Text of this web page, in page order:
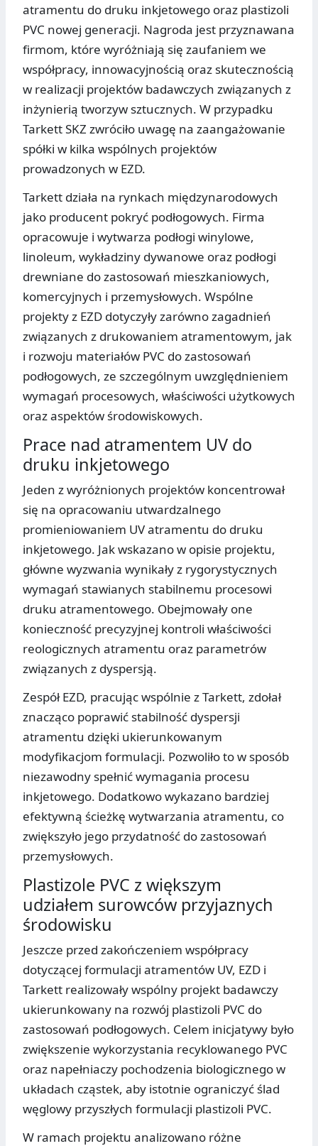
atramentu do druku inkjetowego oraz plastizoli
PVC nowej generacji. Nagroda jest przyznawana
firmom, które wyróżniają się zaufaniem we
współpracy, innowacyjnością oraz skutecznością
w realizacji projektów badawczych związanych z
inżynierią tworzyw sztucznych. W przypadku
Tarkett SKZ zwróciło uwagę na zaangażowanie
spółki w kilka wspólnych projektów
prowadzonych w EZD.
Tarkett działa na rynkach międzynarodowych
jako producent pokryć podłogowych. Firma
opracowuje i wytwarza podłogi winylowe,
linoleum, wykładziny dywanowe oraz podłogi
drewniane do zastosowań mieszkaniowych,
komercyjnych i przemysłowych. Wspólne
projekty z EZD dotyczyły zarówno zagadnień
związanych z drukowaniem atramentowym, jak
i rozwoju materiałów PVC do zastosowań
podłogowych, ze szczególnym uwzględnieniem
wymagań procesowych, właściwości użytkowych
oraz aspektów środowiskowych.
Prace nad atramentem UV do
druku inkjetowego
Jeden z wyróżnionych projektów koncentrował
się na opracowaniu utwardzalnego
promieniowaniem UV atramentu do druku
inkjetowego. Jak wskazano w opisie projektu,
główne wyzwania wynikały z rygorystycznych
wymagań stawianych stabilnemu procesowi
druku atramentowego. Obejmowały one
konieczność precyzyjnej kontroli właściwości
reologicznych atramentu oraz parametrów
związanych z dyspersją.
Zespół EZD, pracując wspólnie z Tarkett, zdołał
znacząco poprawić stabilność dyspersji
atramentu dzięki ukierunkowanym
modyfikacjom formulacji. Pozwoliło to w sposób
niezawodny spełnić wymagania procesu
inkjetowego. Dodatkowo wykazano bardziej
efektywną ścieżkę wytwarzania atramentu, co
zwiększyło jego przydatność do zastosowań
przemysłowych.
Plastizole PVC z większym
udziałem surowców przyjaznych
środowisku
Jeszcze przed zakończeniem współpracy
dotyczącej formulacji atramentów UV, EZD i
Tarkett realizowały wspólny projekt badawczy
ukierunkowany na rozwój plastizoli PVC do
zastosowań podłogowych. Celem inicjatywy było
zwiększenie wykorzystania recyklowanego PVC
oraz napełniaczy pochodzenia biologicznego w
układach cząstek, aby istotnie ograniczyć ślad
węglowy przyszłych formulacji plastizoli PVC.
W ramach projektu analizowano różne